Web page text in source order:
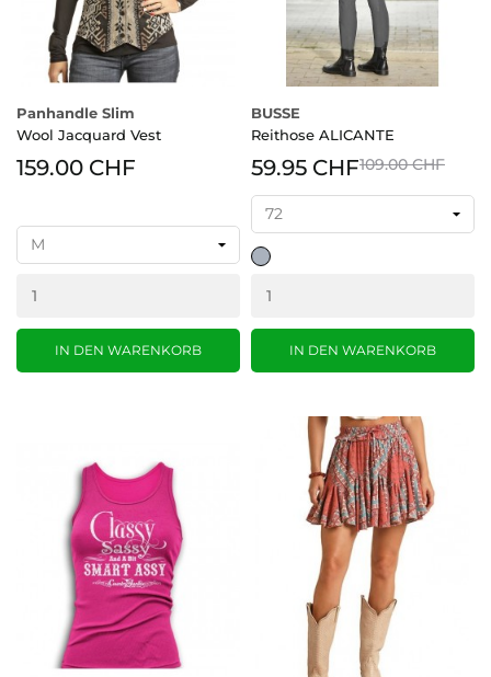
Panhandle Slim
Wool Jacquard Vest
159.00 CHF
IN DEN WARENKORB
BUSSE
Reithose ALICANTE
59.95 CHF109.00 CHF
grau
IN DEN WARENKORB